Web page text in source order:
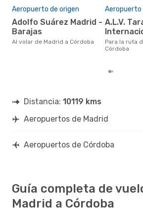
Aeropuerto de origen
Adolfo Suárez Madrid -
Barajas
Al volar de Madrid a Córdoba
Aeropuerto
A.L.V. Taravella
Para la ruta de Madrid a
Córdoba
Distancia: 10119 kms
Aeropuertos de Madrid
Aeropuertos de Córdoba
Guía completa de
Madrid a Córdoba